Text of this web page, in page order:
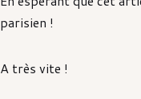
parisien !
A très vite !